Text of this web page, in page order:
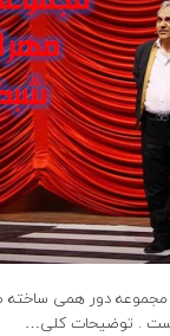
دور همی ساخته
. توضیحات کلی…